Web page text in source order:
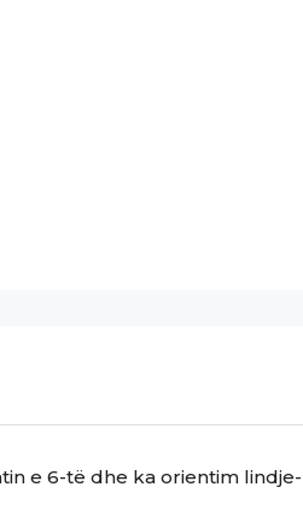
e 6-të dhe ka orientim